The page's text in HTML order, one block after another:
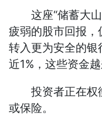
这座“储蓄大山
疲弱的股市回报
转入更为安全的银
近1%，这些资金
投资者正在权
或保险。